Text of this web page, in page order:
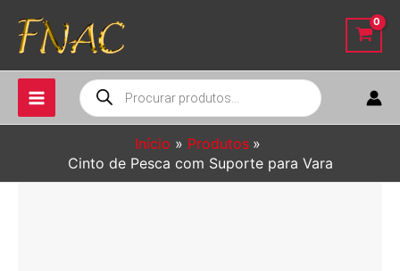
para
conteúdo
Pesquisar
produtos
Início
Produtos
Cinto de Pesca com Suporte para Vara